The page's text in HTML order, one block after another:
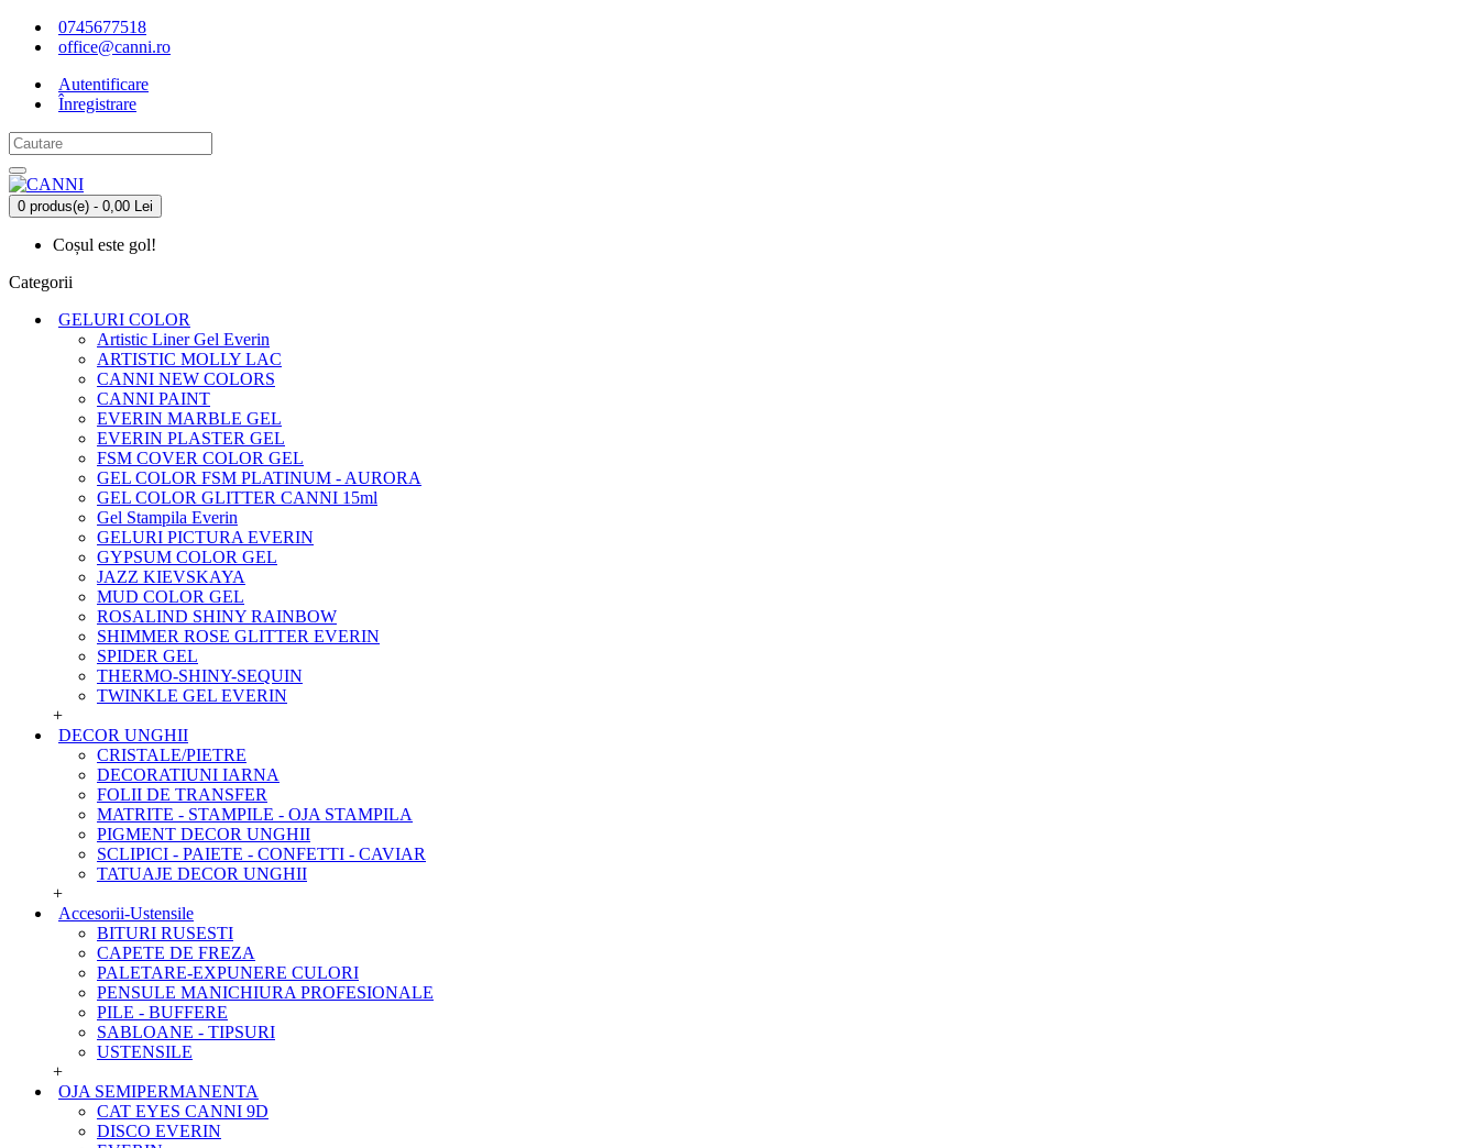
0745677518
office@canni.ro
Autentificare
Înregistrare
0 produs(e) - 0,00 Lei
Coșul este gol!
Categorii
GELURI COLOR
Artistic Liner Gel Everin
ARTISTIC MOLLY LAC
CANNI NEW COLORS
CANNI PAINT
EVERIN MARBLE GEL
EVERIN PLASTER GEL
FSM COVER COLOR GEL
GEL COLOR FSM PLATINUM - AURORA
GEL COLOR GLITTER CANNI 15ml
Gel Stampila Everin
GELURI PICTURA EVERIN
GYPSUM COLOR GEL
JAZZ KIEVSKAYA
MUD COLOR GEL
ROSALIND SHINY RAINBOW
SHIMMER ROSE GLITTER EVERIN
SPIDER GEL
THERMO-SHINY-SEQUIN
TWINKLE GEL EVERIN
+
DECOR UNGHII
CRISTALE/PIETRE
DECORATIUNI IARNA
FOLII DE TRANSFER
MATRITE - STAMPILE - OJA STAMPILA
PIGMENT DECOR UNGHII
SCLIPICI - PAIETE - CONFETTI - CAVIAR
TATUAJE DECOR UNGHII
+
Accesorii-Ustensile
BITURI RUSESTI
CAPETE DE FREZA
PALETARE-EXPUNERE CULORI
PENSULE MANICHIURA PROFESIONALE
PILE - BUFFERE
SABLOANE - TIPSURI
USTENSILE
+
OJA SEMIPERMANENTA
CAT EYES CANNI 9D
DISCO EVERIN